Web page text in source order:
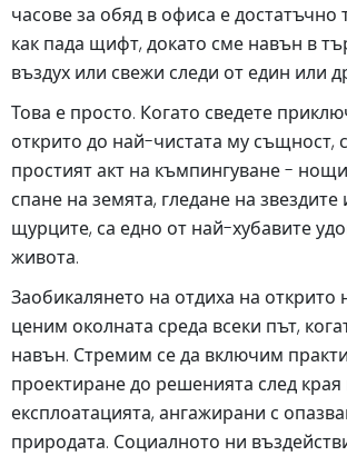
часове за обяд в офиса е достатъчно
как пада щифт, докато сме навън в
въздух или свежи следи от един или
Това е просто. Когато сведете
открито до най-чистата му същност,
простият акт на къмпингуване -
спане на земята, гледане на
щурците, са едно от най-хубавите
живота.
Заобикалянето на отдиха на открито
ценим околната среда всеки път,
навън. Стремим се да включим
проектиране до решенията след края
експлоатацията, ангажирани с
природата. Социалното ни